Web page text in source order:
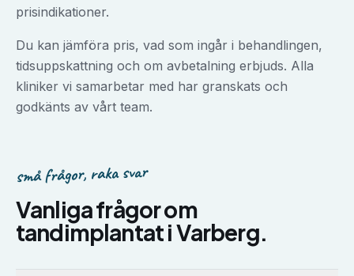
prisindikationer.
Du kan jämföra pris, vad som ingår i behandlingen,
tidsuppskattning och om avbetalning erbjuds. Alla
kliniker vi samarbetar med har granskats och
godkänts av vårt team.
små frågor, raka svar
Vanliga frågor om
tandimplantatiVarberg.